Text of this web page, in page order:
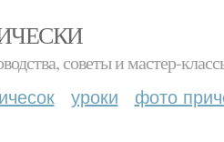
советы и мастер-
уроки фото